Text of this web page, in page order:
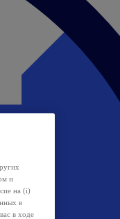
и
на (i)
в
в ходе